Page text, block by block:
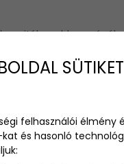
felhasználói élmény
és hasonló